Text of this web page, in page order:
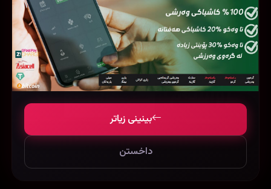
Rustom (2016)
Ask Sana Benzer (2015)
58356
بینینی زیاتر
داخستن